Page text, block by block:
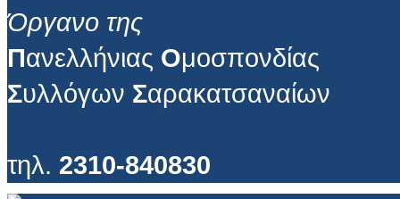
Όργανο της
Πανελλήνιας Ομοσπονδίας
Συλλόγων Σαρακατσαναίων
τηλ. 2310-840830